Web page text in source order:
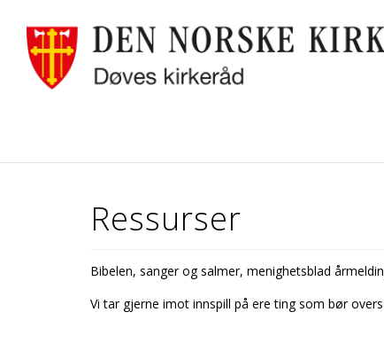
Ressurser
Bibelen, sanger og salmer, menighetsblad
Vi tar gjerne imot innspill på flere ting som bør